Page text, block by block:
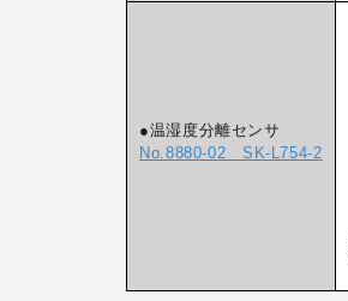
●温湿度分離センサ
No.8880-02 SK-L754-2